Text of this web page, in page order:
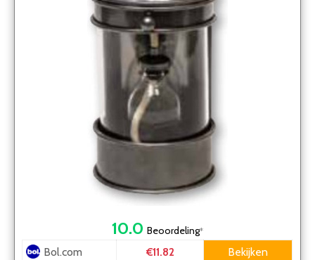
10.0 Beoordeling*
Bol.com €11.82
Bekijken